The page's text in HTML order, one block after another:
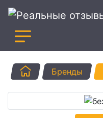
ГлавнаяБренды